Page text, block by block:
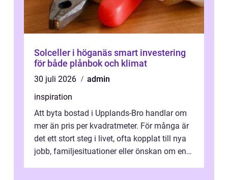
Solceller i höganäs smart investering
för både plånbok och klimat
30 juli 2026
admin
inspiration
Att byta bostad i Upplands-Bro handlar om
mer än pris per kvadratmeter. För många är
det ett stort steg i livet, ofta kopplat till nya
jobb, familjesituationer eller önskan om en